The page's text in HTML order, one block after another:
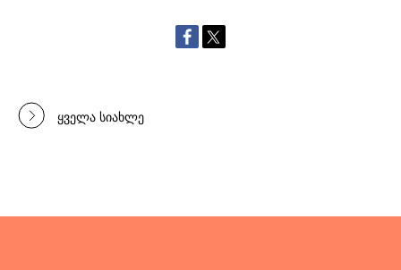
ყველა სიახლე